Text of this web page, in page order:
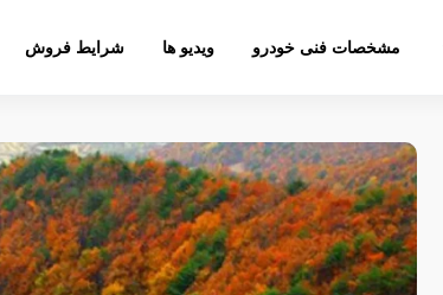
مشخصات فنی خودرو ویدیو ها شرایط فروش